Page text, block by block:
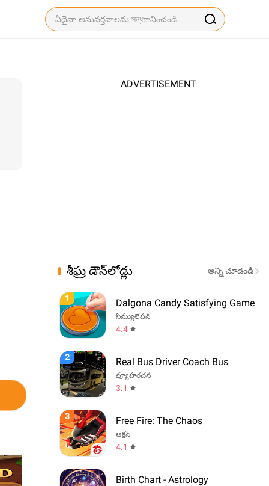
ADVERTISEMENT
శీఘ్ర డౌన్‌లోడ్లు అన్ని చూడండి
1 Dalgona Candy Satisfying Game
సిమ్యులేషన్
4.4
2 Real Bus Driver Coach Bus
వ్యూహరచన
3.1
3 Free Fire: The Chaos
ఆక్షన్
4.1
Birth Chart - Astrology